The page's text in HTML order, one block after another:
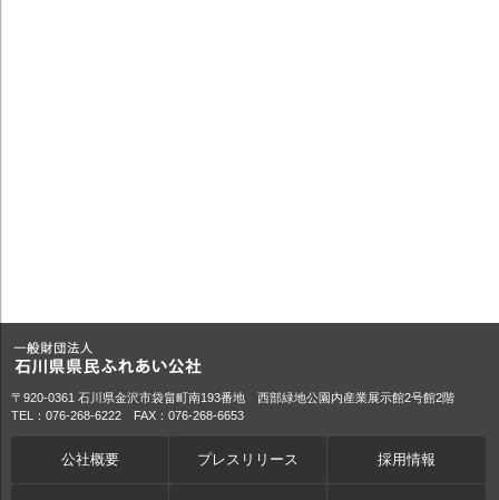
〒920-0361 石川県金沢市袋畠町南193番地 西部緑地公園内産業展示館2号館2階
TEL：076-268-6222 FAX：076-268-6653
公社概要 プレスリリース 採用情報